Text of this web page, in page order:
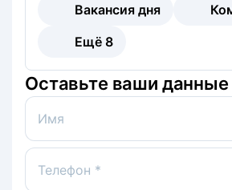
Вакансия дня
Ещё 8
Оставьте ваши данные
Имя
Телефон *